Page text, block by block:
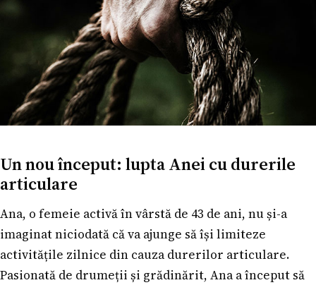
Un nou început: lupta Anei cu durerile
articulare
Ana, o femeie activă în vârstă de 43 de ani, nu și-a
imaginat niciodată că va ajunge să își limiteze
activitățile zilnice din cauza durerilor articulare.
Pasionată de drumeții și grădinărit, Ana a început să